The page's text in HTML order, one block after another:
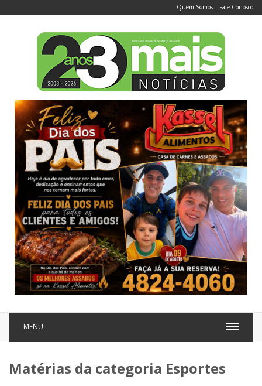
Quem Somos | Fale Conosco
MENU
Matérias da categoria Esportes